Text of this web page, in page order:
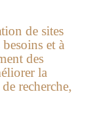
de sites
et à
des
la
recherche,